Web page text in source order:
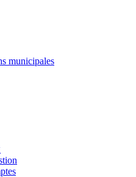
municipales